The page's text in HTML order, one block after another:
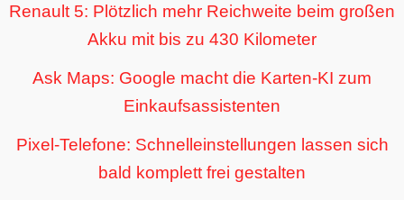
Renault 5: Plötzlich mehr Reichweite beim großen
Akku mit bis zu 430 Kilometer
Ask Maps: Google macht die Karten-KI zum
Einkaufsassistenten
Pixel-Telefone: Schnelleinstellungen lassen sich
bald komplett frei gestalten